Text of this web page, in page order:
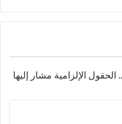
الحقول الإلزامية مشار إليها